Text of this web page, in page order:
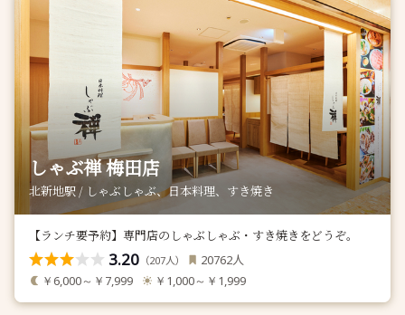
しゃぶ禅 梅田店
北新地駅 / しゃぶしゃぶ、日本料理、すき焼き
【ランチ要予約】専門店のしゃぶしゃぶ・すき焼きをどうぞ。
3.20 （207人） 20762人
￥6,000～￥7,999 ￥1,000～￥1,999